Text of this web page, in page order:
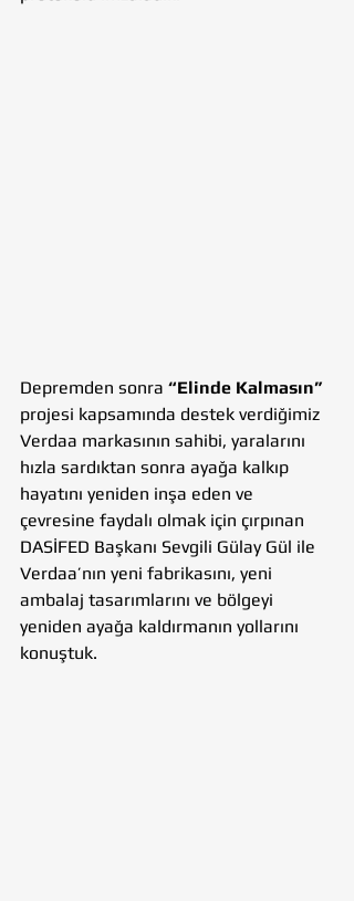
Depremden sonra “Elinde Kalmasın”
projesi kapsamında destek verdiğimiz
Verdaa markasının sahibi, yaralarını
hızla sardıktan sonra ayağa kalkıp
hayatını yeniden inşa eden ve
çevresine faydalı olmak için çırpınan
DASİFED Başkanı Sevgili Gülay Gül ile
Verdaa’nın yeni fabrikasını, yeni
ambalaj tasarımlarını ve bölgeyi
yeniden ayağa kaldırmanın yollarını
konuştuk.